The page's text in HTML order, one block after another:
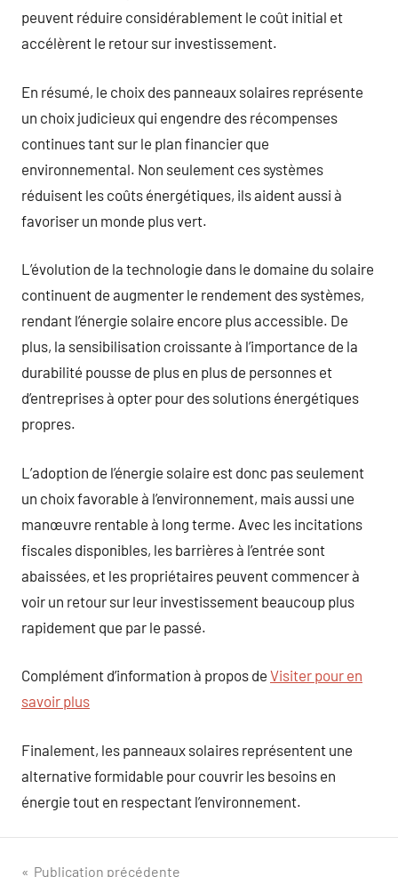
peuvent réduire considérablement le coût initial et
accélèrent le retour sur investissement.
En résumé, le choix des panneaux solaires représente
un choix judicieux qui engendre des récompenses
continues tant sur le plan financier que
environnemental. Non seulement ces systèmes
réduisent les coûts énergétiques, ils aident aussi à
favoriser un monde plus vert.
L’évolution de la technologie dans le domaine du solaire
continuent de augmenter le rendement des systèmes,
rendant l’énergie solaire encore plus accessible. De
plus, la sensibilisation croissante à l’importance de la
durabilité pousse de plus en plus de personnes et
d’entreprises à opter pour des solutions énergétiques
propres.
L’adoption de l’énergie solaire est donc pas seulement
un choix favorable à l’environnement, mais aussi une
manœuvre rentable à long terme. Avec les incitations
fiscales disponibles, les barrières à l’entrée sont
abaissées, et les propriétaires peuvent commencer à
voir un retour sur leur investissement beaucoup plus
rapidement que par le passé.
Complément d’information à propos de Visiter pour en
savoir plus
Finalement, les panneaux solaires représentent une
alternative formidable pour couvrir les besoins en
énergie tout en respectant l’environnement.
Publication précédente